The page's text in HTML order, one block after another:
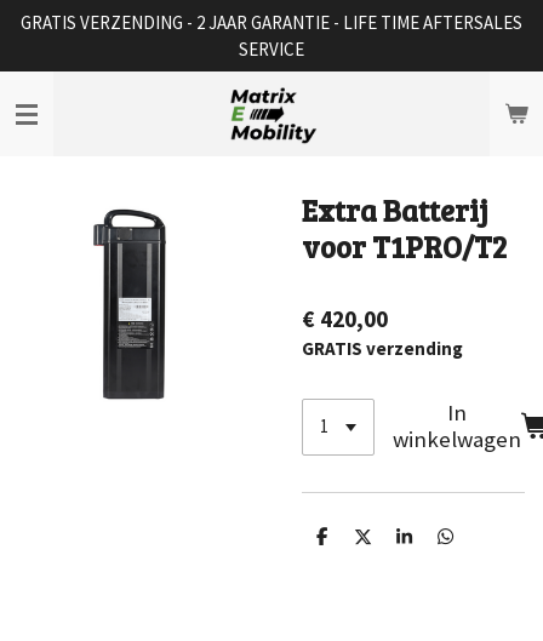
Ga
naar
de
hoofdinhoud
GRATIS VERZENDING - 2 JAAR GARANTIE - LIFE TIME AFTERSALES
SERVICE
Extra Batterij
voor T1PRO/T2
€ 420,00
GRATIS verzending
In
winkelwagen
D
D
S
D